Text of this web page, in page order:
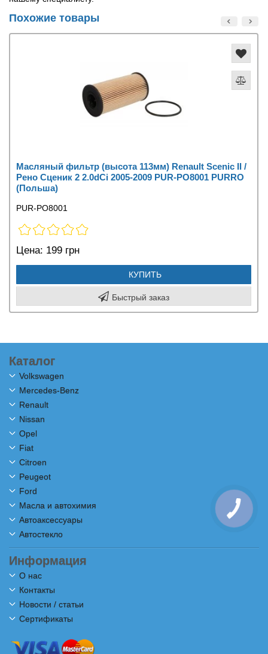
Похожие товары
Масляный фильтр (высота 113мм) Renault Scenic II /
Рено Сценик 2 2.0dCi 2005-2009 PUR-PO8001 PURRO
(Польша)
PUR-PO8001
Цена: 199 грн
КУПИТЬ
Быстрый заказ
Каталог
Volkswagen
Mercedes-Benz
Renault
Nissan
Opel
Fiat
Citroen
Peugeot
Ford
Масла и автохимия
Автоаксессуары
Автостекло
Информация
О нас
Контакты
Новости / статьи
Сертификаты